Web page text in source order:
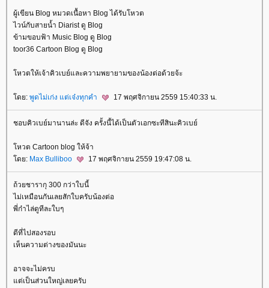
ผู้เขียน Blog หมวดเนื้อหา Blog ได้รับโหวต
ไวน์กับสายน้ำ Diarist ดู Blog
ข้ามขอบฟ้า Music Blog ดู Blog
toor36 Cartoon Blog ดู Blog
หวตให้เจ้าคิวเบย์และความพยายามของน้องต่อด้วยจ้ะ
ดย: พูดไม่เก่ง แต่เจ๋งทุกคำ 17 พฤศจิกายน 2559 15:40:33 น.
ชอบคิวเบย์มานานล่ะ ดีจัง ครั้งนี้ได้เป็นตัวเอกซะทีสินะคิวเบย์
หวต Cartoon blog ให้จ้า
ดย: Max Bulliboo 17 พฤศจิกายน 2559 19:47:08 น.
ถ้วยชารากุ 300 กว่าใบนี้
ไม่เหมือนกันเลยสักใบครับน้องต่อ
พี่ก๋าไล่ดูทีละใบๆ
ดีที่ไปสองรอบ
เห็นความต่างของมันนะ
อาจจะไม่ครบ
ต่เป็นส่วนใหญ่เลยครับ